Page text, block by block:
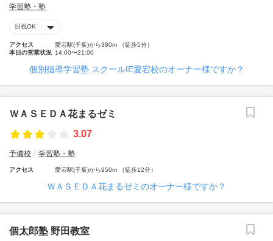
学習塾・塾
日祝OK
アクセス
愛宕駅(千葉)から380m （徒歩5分）
本日の営業状況 14:00〜21:00
個別指導学習塾 スクールIE愛宕校のオーナー様ですか？
ＷＡＳＥＤＡ花まるゼミ
3.07
予備校 学習塾・塾
アクセス 愛宕駅(千葉)から950m （徒歩12分）
ＷＡＳＥＤＡ花まるゼミのオーナー様ですか？
個太郎塾 野田教室